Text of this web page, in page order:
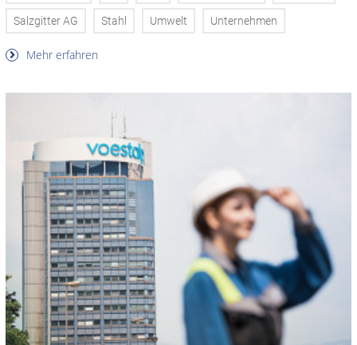
Salzgitter AG Stahl Umwelt Unternehmen
Mehr erfahren